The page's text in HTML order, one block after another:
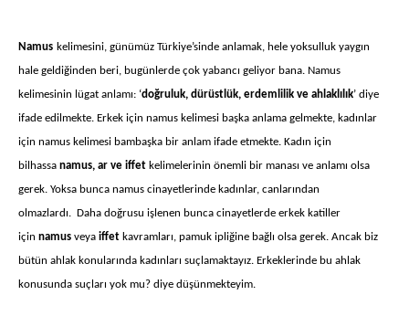
Namus kelimesini, günümüz Türkiye’sinde anlamak, hele yoksulluk yaygın
hale geldiğinden beri, bugünlerde çok yabancı geliyor bana. Namus
kelimesinin lügat anlamı: ‘doğruluk, dürüstlük, erdemlilik ve ahlaklılık’ diye
ifade edilmekte. Erkek için namus kelimesi başka anlama gelmekte, kadınlar
için namus kelimesi bambaşka bir anlam ifade etmekte. Kadın için
bilhassa namus, ar ve iffet kelimelerinin önemli bir manası ve anlamı olsa
gerek. Yoksa bunca namus cinayetlerinde kadınlar, canlarından
olmazlardı. Daha doğrusu işlenen bunca cinayetlerde erkek katiller
için namus veya iffet kavramları, pamuk ipliğine bağlı olsa gerek. Ancak biz
bütün ahlak konularında kadınları suçlamaktayız. Erkeklerinde bu ahlak
konusunda suçları yok mu? diye düşünmekteyim.